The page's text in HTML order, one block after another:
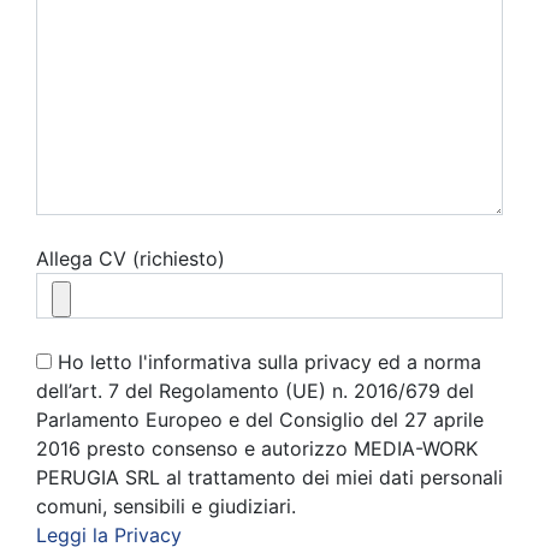
Allega CV (richiesto)
Ho letto l'informativa sulla privacy ed a norma
dell’art. 7 del Regolamento (UE) n. 2016/679 del
Parlamento Europeo e del Consiglio del 27 aprile
2016 presto consenso e autorizzo MEDIA-WORK
PERUGIA SRL al trattamento dei miei dati personali
comuni, sensibili e giudiziari.
Leggi la Privacy